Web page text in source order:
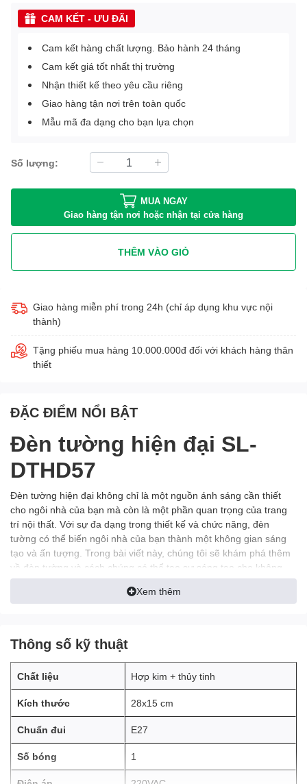
CAM KẾT - ƯU ĐÃI
Cam kết hàng chất lượng. Bảo hành 24 tháng
Cam kết giá tốt nhất thị trường
Nhận thiết kế theo yêu cầu riêng
Giao hàng tận nơi trên toàn quốc
Mẫu mã đa dạng cho bạn lựa chọn
Số lượng:
MUA NGAY
Giao hàng tận nơi hoặc nhận tại cửa hàng
THÊM VÀO GIỎ
Giao hàng miễn phí trong 24h (chỉ áp dụng khu vực nội
thành)
Tặng phiếu mua hàng 10.000.000đ đối với khách hàng thân
thiết
ĐẶC ĐIỂM NỔI BẬT
Đèn tường hiện đại SL-
DTHD57
Đèn tường hiện đại không chỉ là một nguồn ánh sáng cần thiết
cho ngôi nhà của bạn mà còn là một phần quan trọng của trang
trí nội thất. Với sự đa dạng trong thiết kế và chức năng, đèn
tường có thể biến ngôi nhà của bạn thành một không gian sáng
tạo và ấn tượng. Trong bài viết này, chúng tôi sẽ khám phá thêm
về đèn tường và cách chúng có thể tạo sự sáng tạo cho không
gian sống của bạn.
Xem thêm
Thông số kỹ thuật
Chất liệu Hợp kim + thủy tinh
Kích thước 28x15 cm
Chuẩn đui E27
Số bóng 1